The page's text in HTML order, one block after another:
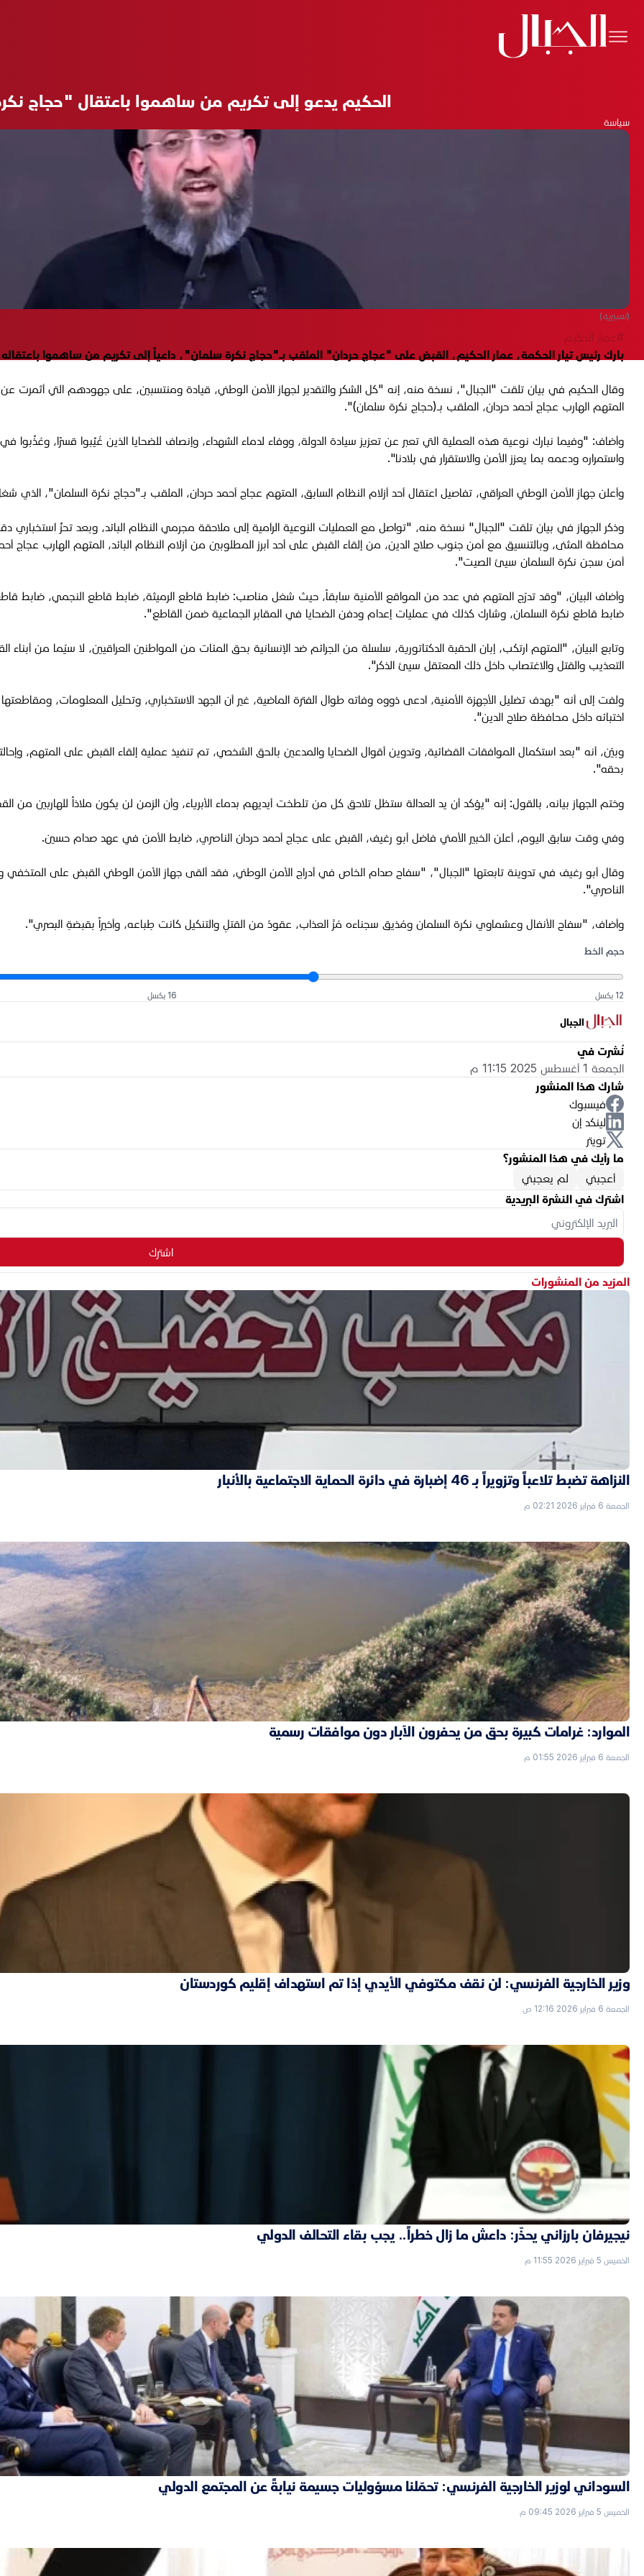
الحكيم يدعو إلى تكريم من ساهموا باعتقال "حجاج
سياسة
(تعبيرية)
#عمار الحكيم
بارك رئيس تيار الحكمة، عمار الحكيم، القبض على "عجاج حردان" الملقب بـ"حجاج نكرة سلمان"، داعياً إلى تكريم من ساهموا
وقال الحكيم في بيان تلقت "الجبال"، نسخة منه، إنه "كل الشكر والتقدير لجهاز الأمن الوطني، قيادة ومنتسبين، على جهودهم التي أثمرت عن
المتهم الهارب عجاج أحمد حردان، الملقب بـ(حجاج نكرة سلمان)".
وأضاف: "وفيما نبارك نوعية هذه العملية التي تعبر عن تعزيز سيادة الدولة، ووفاء لدماء الشهداء، وإنصاف للضحايا الذين غُيِّبوا قسرًا،
واستمراره ودعمه بما يعزز الأمن والاستقرار في بلادنا".
وأعلن جهاز الأمن الوطني العراقي، تفاصيل اعتقال أحد أزلام النظام السابق، المتهم عجاج أحمد حردان، الملقب بـ"حجاج نكرة السلمان"،
وذكر الجهاز في بيان تلقت "الجبال" نسخة منه، "تواصل مع العمليات النوعية الرامية إلى ملاحقة مجرمي النظام البائد، وبعد تحرٍّ
محافظة المثنى، وبالتنسيق مع أمن جنوب صلاح الدين، من إلقاء القبض على أحد أبرز المطلوبين من أزلام النظام البائد، المتهم الهارب
أمن سجن نكرة السلمان سيئ الصيت".
وأضاف البيان، "وقد تدرّج المتهم في عدد من المواقع الأمنية سابقاً، حيث شغل مناصب: ضابط قاطع الرميثة، ضابط قاطع النجمي، ضابط
ضابط قاطع نكرة السلمان، وشارك كذلك في عمليات إعدام ودفن الضحايا في المقابر الجماعية ضمن القاطع".
وتابع البيان، "المتهم ارتكب، إبان الحقبة الدكتاتورية، سلسلة من الجرائم ضد الإنسانية بحق المئات من المواطنين العراقيين، لا سيّما من
التعذيب والقتل والاغتصاب داخل ذلك المعتقل سيئ الذكر".
ولفت إلى أنه "بهدف تضليل الأجهزة الأمنية، ادعى ذووه وفاته طوال الفترة الماضية، غير أن الجهد الاستخباري، وتحليل المعلومات،
اختبائه داخل محافظة صلاح الدين".
وبيّن، أنه "بعد استكمال الموافقات القضائية، وتدوين أقوال الضحايا والمدعين بالحق الشخصي، تم تنفيذ عملية إلقاء القبض على المتهم،
بحقه".
وختم الجهاز بيانه، بالقول: إنه "يؤكد أن يد العدالة ستظل تلاحق كل من تلطخت أيديهم بدماء الأبرياء، وأن الزمن لن يكون ملاذاً للهاربين من
وفي وقت سابق اليوم، أعلن الخبير الأمني فاضل أبو رغيف، القبض على عجاج أحمد حردان الناصري، ضابط الأمن في عهد صدام حسين.
وقال أبو رغيف في تدوينة تابعتها "الجبال"، "سفاح صدام الخاص في أدراج الأمن الوطني، فقد ألقى جهاز الأمن الوطني القبض على المتخفي
الناصري".
وأضاف، "سفاح الأنفال وعشماوي نكرة السلمان ومُذيق سجناءه مُرَّ العذاب، عقودٌ من القتلِ والتنكيل كانت طِباعه، وأخيراً بقبضةِ البصري".
حجم الخط
12 بكسل 16 بكسل
الجبال
نُشرت في
الجمعة 1 أغسطس 2025 11:15 م
شارك هذا المنشور
فيسبوك
لينكد إن
تويتر
ما رأيك في هذا المنشور؟
أعجبني
لم يعجبني
اشترك في النشرة البريدية
اشترك
المزيد من المنشورات
النزاهة تضبط تلاعباً وتزويراً بـ 46 إضبارة في دائرة الحماية الاجتماعية بالأنبار
الجمعة 6 فبراير 2026 02:21 م
الموارد: غرامات كبيرة بحق من يحفرون الآبار دون موافقات رسمية
الجمعة 6 فبراير 2026 01:55 م
وزير الخارجية الفرنسي: لن نقف مكتوفي الأيدي إذا تم استهداف إقليم كوردستان
الجمعة 6 فبراير 2026 12:16 ص
نيجيرفان بارزاني يحذّر: داعش ما زال خطراً.. يجب بقاء التحالف الدولي
الخميس 5 فبراير 2026 11:55 م
السوداني لوزير الخارجية الفرنسي: تحمّلنا مسؤوليات جسيمة نيابةً عن المجتمع الدولي
الخميس 5 فبراير 2026 09:45 م